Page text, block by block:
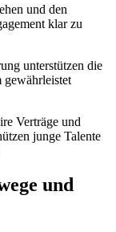
und den
klar zu
unterstützen die
gewährleistet
Verträge und
junge Talente
und